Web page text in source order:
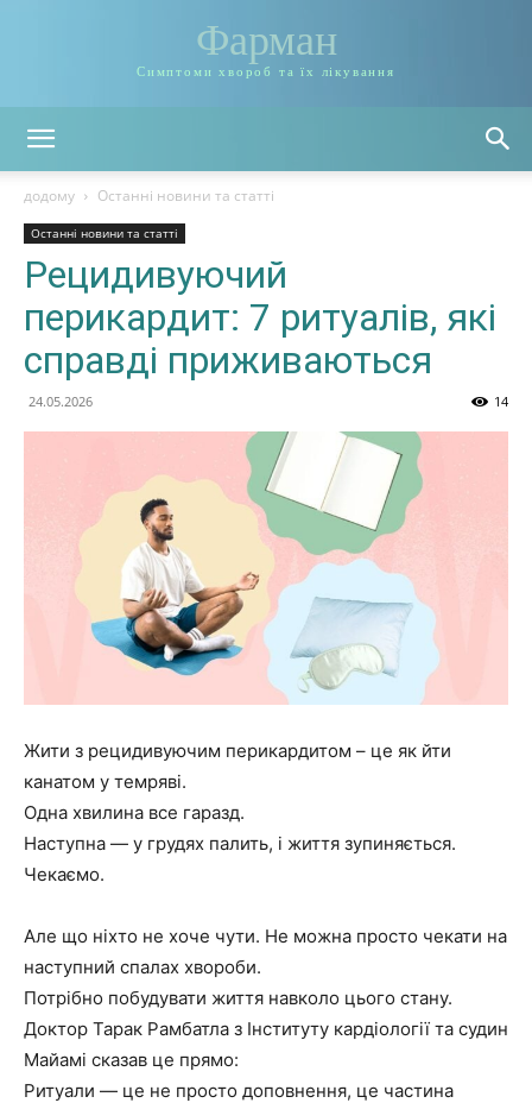
Фарман
Симптоми хвороб та їх лікування
додому Останні новини та статті
Останні новини та статті
Рецидивуючий
перикардит: 7 ритуалів, які
справді приживаються
24.05.2026 14
Жити з рецидивуючим перикардитом – це як йти
канатом у темряві.
Одна хвилина все гаразд.
Наступна — у грудях палить, і життя зупиняється.
Чекаємо.
Але що ніхто не хоче чути. Не можна просто чекати на
наступний спалах хвороби.
Потрібно побудувати життя навколо цього стану.
Доктор Тарак Рамбатла з Інституту кардіології та судин
Майамі сказав це прямо:
Ритуали — це не просто доповнення, це частина